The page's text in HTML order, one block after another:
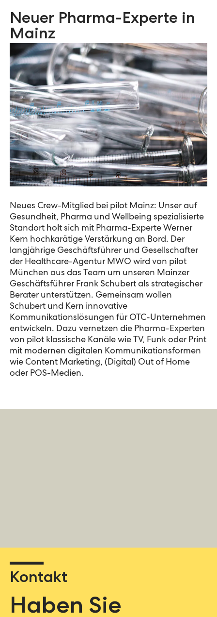
Neuer Pharma-Experte in
Mainz
Neues Crew-Mitglied bei pilot Mainz: Unser auf
Gesundheit, Pharma und Wellbeing spezialisierte
Standort holt sich mit Pharma-Experte Werner
Kern hochkarätige Verstärkung an Bord. Der
langjährige Geschäftsführer und Gesellschafter
der Healthcare-Agentur MWO wird von pilot
München aus das Team um unseren Mainzer
Geschäftsführer Frank Schubert als strategischer
Berater unterstützen. Gemeinsam wollen
Schubert und Kern innovative
Kommunikationslösungen für OTC-Unternehmen
entwickeln. Dazu vernetzen die Pharma-Experten
von pilot klassische Kanäle wie TV, Funk oder Print
mit modernen digitalen Kommunikationsformen
wie Content Marketing, (Digital) Out of Home
oder POS-Medien.
Kontakt
Haben Sie